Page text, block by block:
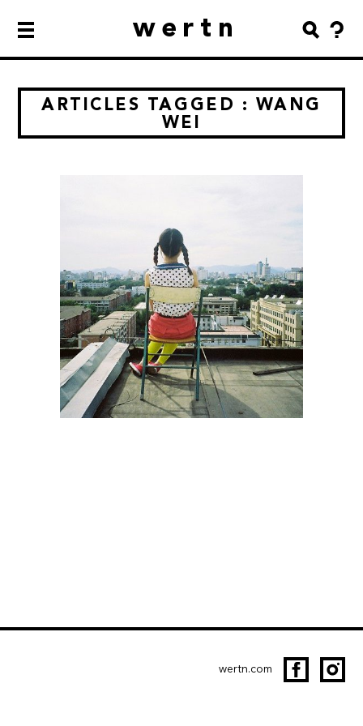
wertn
ARTICLES TAGGED : WANG
WEI
wertn.com